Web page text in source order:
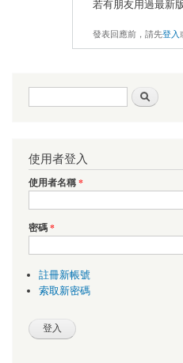
若有朋友用過最新
發表回應前，請先登入
搜尋表單
使用者登入
使用者名稱*
密碼*
註冊新帳號
索取新密碼